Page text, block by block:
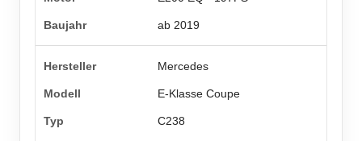
ab 2019
Mercedes
E-Klasse Coupe
C238